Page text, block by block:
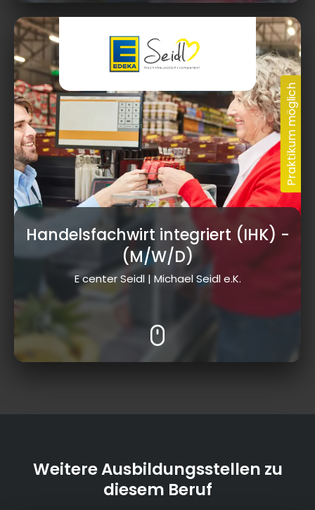
Handelsfachwirt integriert (IHK) -
(M/W/D)
E center Seidl | Michael Seidl e.K.
Weitere Ausbildungsstellen zu
diesem Beruf